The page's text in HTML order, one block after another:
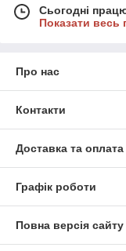
Сьогодні
Показати весь
Про нас
Контакти
Доставка та оплата
Графік роботи
Повна версія сайту